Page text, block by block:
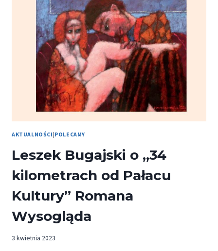
KTÓRY
NIE
ZAWODZI”
–
UKAZAŁA
SIĘ
KOLEJNA
KSIĄŻKA
POETYCKA
PRZEMYSŁAWA
WECHTEROWICZA
AKTUALNOŚCI |POLECAMY
Leszek Bugajski o „34
kilometrach od Pałacu
Kultury” Romana
Wysogląda
3 kwietnia 2023